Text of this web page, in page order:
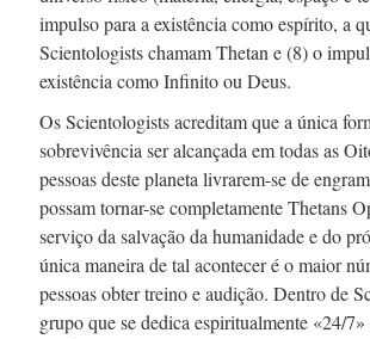
impulso para a existência como espírito, a
Scientologists chamam Thetan e (8) o
existência como Infinito ou Deus.
Os Scientologists acreditam que a única
sobrevivência ser alcançada em todas as
pessoas deste planeta livrarem-sede
possamtornar-secompletamente Thetans
serviço da salvação da humanidade e do
única maneira de tal acontecer é o maior
pessoas obter treino e audição. Dentro de
grupo que se dedica espiritualmente «24/7»